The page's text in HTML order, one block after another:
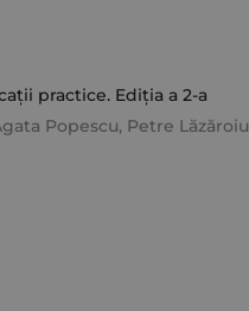
practice. Ediția a 2-a
Popescu, Petre Lăzăroiu